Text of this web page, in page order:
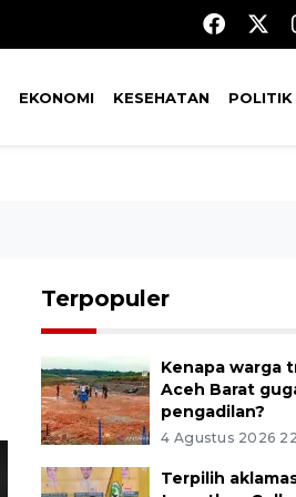
EKONOMI KESEHATAN POLITIK
Terpopuler
Kenapa warga
Aceh Barat
pengadilan?
4 Agustus 2026
Terpilih